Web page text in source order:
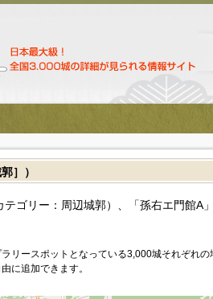
］）
ゴリー：周辺城郭）、「孫右エ門館A
リースポットとなっている3,000城それぞれの
に追加できます。